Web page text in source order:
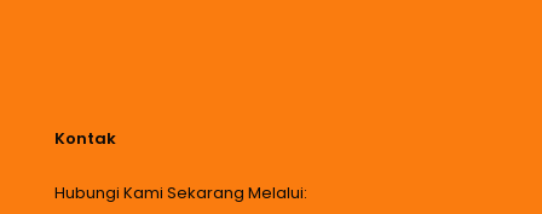
Kontak
Hubungi Kami Sekarang Melalui: